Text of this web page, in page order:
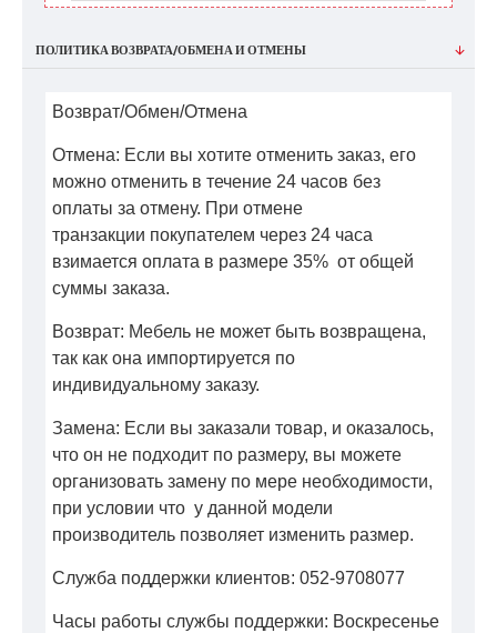
ПОЛИТИКА ВОЗВРАТА/ОБМЕНА И ОТМЕНЫ
Возврат/Обмен/Отмена
Отмена: Если вы хотите отменить заказ, его
можно отменить в течение 24 часов без
оплаты за отмену. При отмене
транзакции покупателем через 24 часа
взимается оплата в размере 35% от общей
суммы заказа.
Возврат: Мебель не может быть возвращена,
так как она импортируется по
индивидуальному заказу.
Замена: Если вы заказали товар, и оказалось,
что он не подходит по размеру, вы можете
организовать замену по мере необходимости,
при условии что у данной модели
производитель позволяет изменить размер.
Служба поддержки клиентов: 052-9708077
Часы работы службы поддержки: Воскресенье